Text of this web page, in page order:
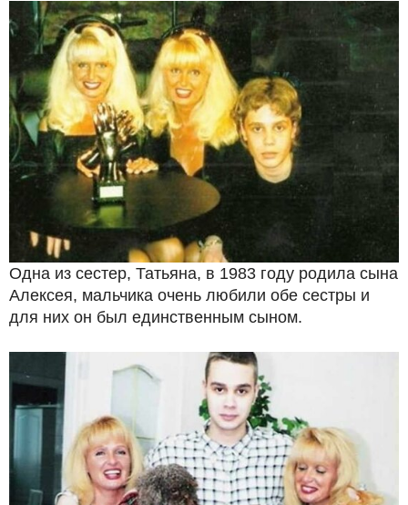
Одна из сестер, Татьяна, в 1983 году родила сына
Алексея, мальчика очень любили обе сестры и
для них он был единственным сыном.